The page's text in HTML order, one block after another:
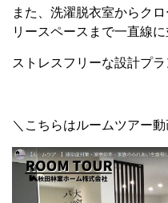
また、洗濯脱衣室からク
リースペースまで一直線
ストレスフリーな設計プラ
＼こちらはルームツアー